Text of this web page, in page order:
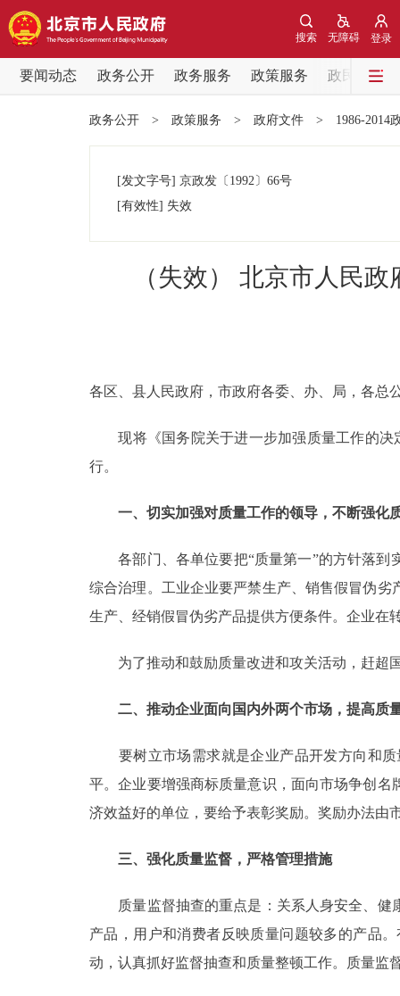
登录
无障碍
搜索
要闻动态 政务公开 政务服务 政策服务
政民互动
党中央精神
政策兑现
决策公开
便民服务
参与调查
绿色北京
政务公开 > 政策服务 > 政府文件 > 1986-2014
[发文字号] 京政发 〔1992〕 66号
[有效性] 失效
（失效） 北京市人民
各区、县人民政府，市政府各委、办、局，各总
现将《国务院关于进一步加强质量工作的决
行。
一、切实加强对质量工作的领导，不断强化
各部门、各单位要把“质量第一”的方针落到
综合治理。工业企业要严禁生产、销售假冒伪
生产、经销假冒伪劣产品提供方便条件。企业在
为了推动和鼓励质量改进和攻关活动，赶超国
二、推动企业面向国内外两个市场，提高质
要树立市场需求就是企业产品开发方向和质
平。企业要增强商标质量意识，面向市场争创
济效益好的单位，要给予表彰奖励。奖励办法由
三、强化质量监督，严格管理措施
质量监督抽查的重点是：关系人身安全、健
产品，用户和消费者反映质量问题较多的产品
动，认真抓好监督抽查和质量整顿工作。质量监